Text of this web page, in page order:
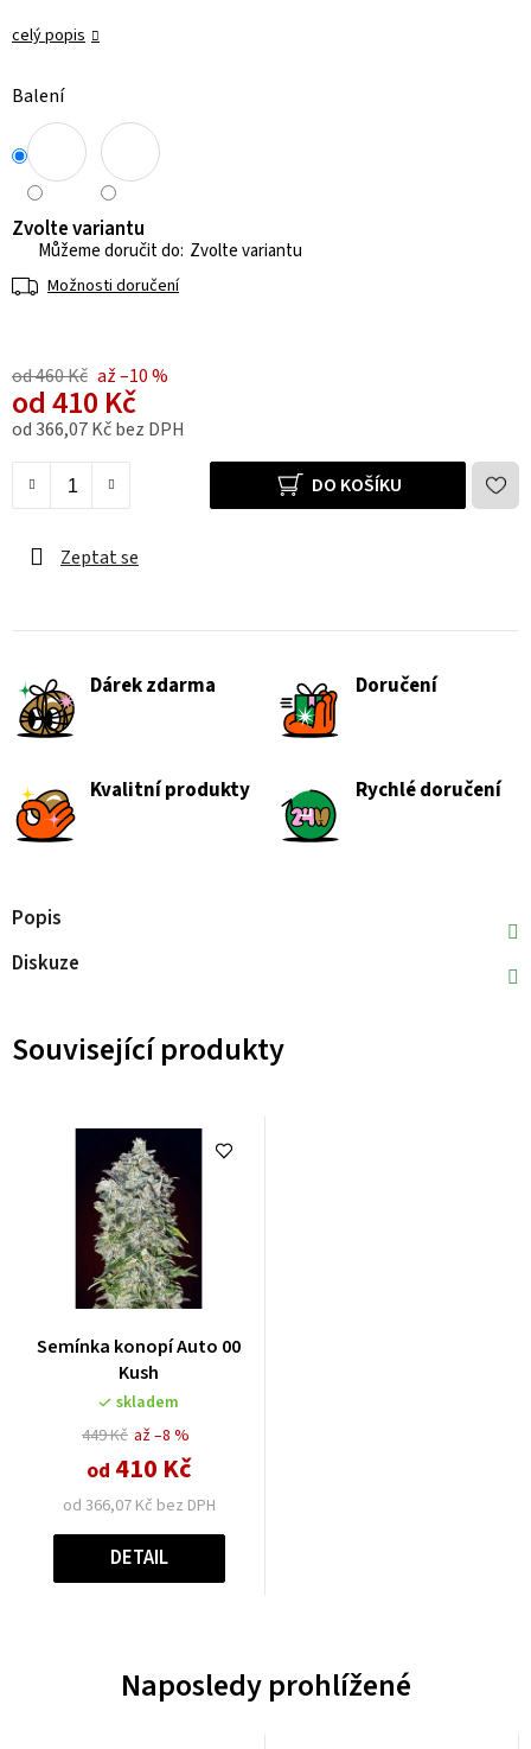
celý popis
Balení
Zvolte variantu
Zvolte variantu
Možnosti doručení
od 460 Kč až –10 %
od410 Kč
od366,07 Kčbez DPH
DO KOŠÍKU
Zeptat se
Dárek zdarma Doručení
Kvalitní produkty Rychlé doručení
Popis
Diskuze
Související produkty
Semínka konopí Auto 00
Kush
skladem
449 Kč
od 366,07 Kč bez DPH
od 410 Kč
až –8 %
DETAIL
Naposledy prohlížené